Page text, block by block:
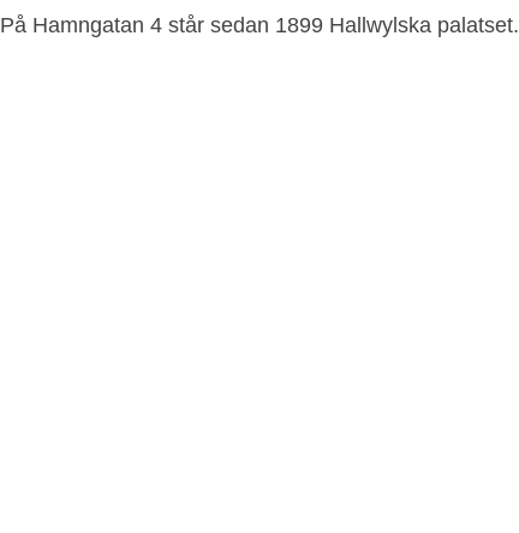
På Hamngatan 4 står sedan 1899 Hallwylska palatset.